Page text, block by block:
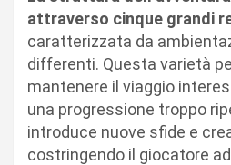
attraverso cinque grandi
caratterizzata da
differenti. Questa varietà
mantenere il viaggio
una progressione troppo
introduce nuove sfide e
costringendo il giocatore